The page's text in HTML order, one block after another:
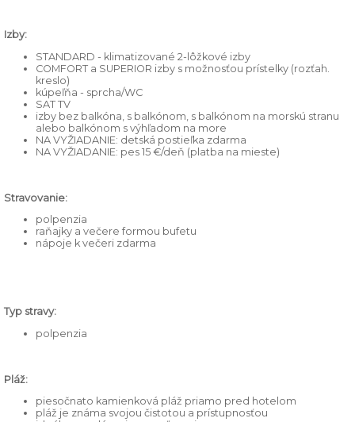
Izby:
STANDARD - klimatizované 2-lôžkové izby
COMFORT a SUPERIOR izby s možnosťou prístelky (rozťah.
kreslo)
kúpeľňa - sprcha/WC
SAT TV
izby bez balkóna, s balkónom, s balkónom na morskú stranu
alebo balkónom s výhľadom na more
NA VYŽIADANIE: detská postieľka zdarma
NA VYŽIADANIE: pes 15 €/deň (platba na mieste)
Stravovanie:
polpenzia
raňajky a večere formou bufetu
nápoje k večeri zdarma
Typ stravy:
polpenzia
Pláž:
piesočnato kamienková pláž priamo pred hotelom
pláž je známa svojou čistotou a prístupnosťou